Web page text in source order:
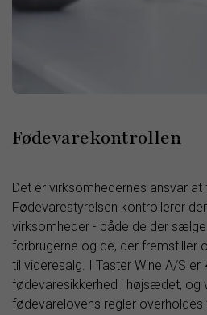
Fødevarekontrollen
Det er virksomhedernes ansvar
Fødevarestyrelsen kontrollerer
virksomheder - både de der
forbrugerne og de, der fremstiller
til videresalg. I Taster Wine A/S er
fødevaresikkerhed i højsædet,
fødevarelovens regler overholdes